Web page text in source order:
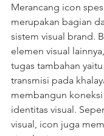
Merancang icon
merupakan bagian
sistem visual brand.
elemen visual
tugas tambahan
transmisi pada
membangun
identitas visual.
visual, icon juga